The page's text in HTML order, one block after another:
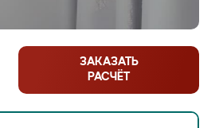
ЗАКАЗАТЬ
РАСЧЁТ